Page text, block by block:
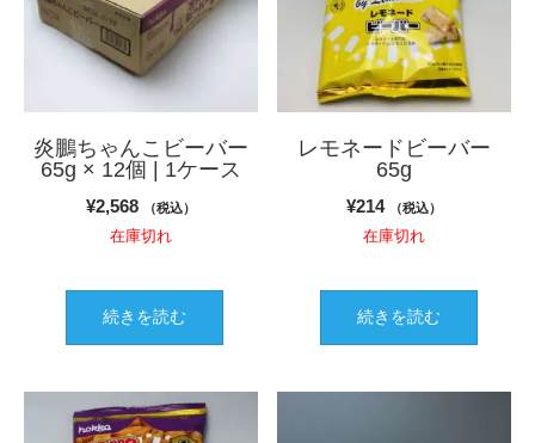
炎鵬ちゃんこビーバー
65g × 12個 | 1ケース
¥2,568 （税込）
在庫切れ
続きを読む
レモネードビーバー
65g
¥214 （税込）
在庫切れ
続きを読む